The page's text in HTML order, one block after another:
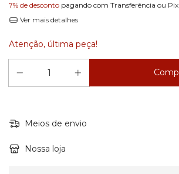
7% de desconto pagando com Transferência ou Pix
Ver mais detalhes
Atenção, última peça!
Meios de envio
Nossa loja